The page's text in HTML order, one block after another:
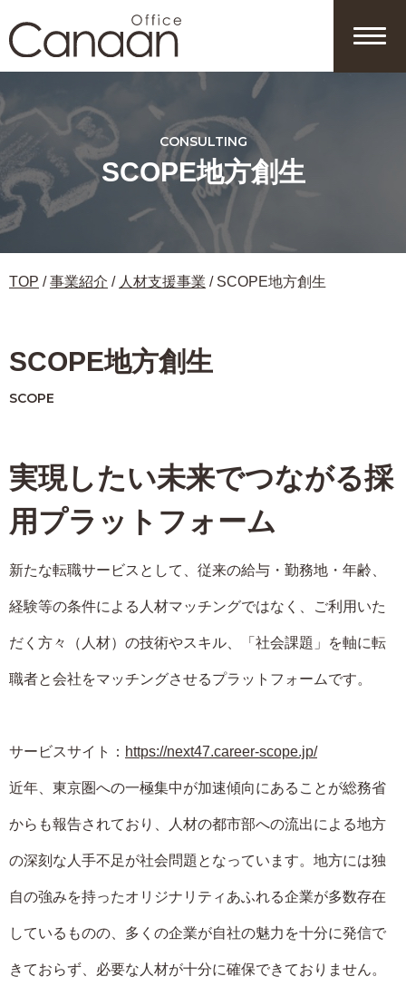
ン
テ
ン
ツ
へ
会社情報 採用情報 ウラカナン
サイトポリシー
CONSULTING
SCOPE地方創生
TOP /事業紹介 / 人材支援事業 / SCOPE地方創生
SCOPE地方創生
SCOPE
実現したい未来でつながる採
用プラットフォーム
新たな転職サービスとして、従来の給与・勤務地・年齢、
経験等の条件による人材マッチングではなく、ご利用いた
だく方々（人材）の技術やスキル、「社会課題」を軸に転
職者と会社をマッチングさせるプラットフォームです。
サービスサイト： https://next47.career-scope.jp/
近年、東京圏への一極集中が加速傾向にあることが総務省
からも報告されており、人材の都市部への流出による地方
の深刻な人手不足が社会問題となっています。地方には独
自の強みを持ったオリジナリティあふれる企業が多数存在
しているものの、多くの企業が自社の魅力を十分に発信で
きておらず、必要な人材が十分に確保できておりません。